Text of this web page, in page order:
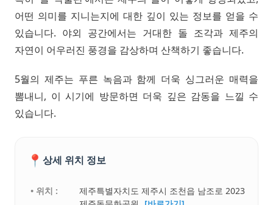
어떤 의미를 지니는지에 대한 깊이 있는 정보를 얻을 수
있습니다. 야외 공간에서는 거대한 돌 조각과 제주의
자연이 어우러진 풍경을 감상하며 산책하기 좋습니다.
5월의 제주는 푸른 녹음과 함께 더욱 싱그러운 매력을
뽐내니, 이 시기에 방문하면 더욱 깊은 감동을 느낄 수
있습니다.
📍 상세 위치 정보
• 위치 :
제주특별자치도 제주시 조천읍 남조로 2023